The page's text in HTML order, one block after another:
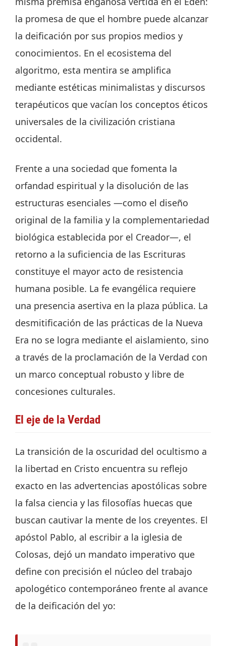
la promesa de que el hombre puede alcanzar
la deificación por sus propios medios y
conocimientos. En el ecosistema del
algoritmo, esta mentira se amplifica
mediante estéticas minimalistas y discursos
terapéuticos que vacían los conceptos éticos
universales de la civilización cristiana
occidental.
Frente a una sociedad que fomenta la
orfandad espiritual y la disolución de las
estructuras esenciales —como el diseño
original de la familia y la complementariedad
biológica establecida por el Creador—, el
retorno a la suficiencia de las Escrituras
constituye el mayor acto de resistencia
humana posible. La fe evangélica requiere
una presencia asertiva en la plaza pública. La
desmitificación de las prácticas de la Nueva
Era no se logra mediante el aislamiento, sino
a través de la proclamación de la Verdad con
un marco conceptual robusto y libre de
concesiones culturales.
El eje de la Verdad
La transición de la oscuridad del ocultismo a
la libertad en Cristo encuentra su reflejo
exacto en las advertencias apostólicas sobre
la falsa ciencia y las filosofías huecas que
buscan cautivar la mente de los creyentes. El
apóstol Pablo, al escribir a la iglesia de
Colosas, dejó un mandato imperativo que
define con precisión el núcleo del trabajo
apologético contemporáneo frente al avance
de la deificación del yo: